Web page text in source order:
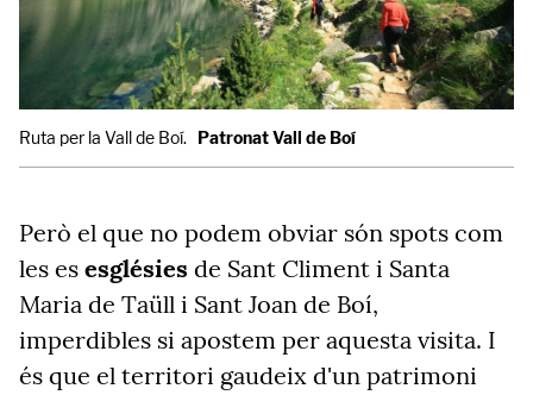
Ruta per la Vall de Boí. Patronat Vall de Boí
Però el que no podem obviar són spots com
les es esglésies de Sant Climent i Santa
Maria de Taüll i Sant Joan de Boí,
imperdibles si apostem per aquesta visita. I
és que el territori gaudeix d'un patrimoni